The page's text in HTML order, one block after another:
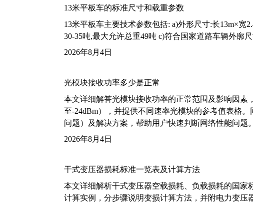
13米平板车的标准尺寸和载重参数
13米平板车主要技术参数包括: a)外形尺寸:长13m×宽
30-35吨,最大允许总重49吨 c)符合国家道路车辆外廓
2026年8月4日
光模块接收功率多少是正常
本文详细解答光模块接收功率的正常范围及影响因素
至-24dBm），并提供不同速率光模块的参考值表格
问题）及解决方案，帮助用户快速判断网络性能问题。
2026年8月4日
干式变压器损耗标准一览表及计算方法
本文详细解析干式变压器空载损耗、负载损耗的国家
计算实例，分步骤说明变损计算方法，并附电力变压